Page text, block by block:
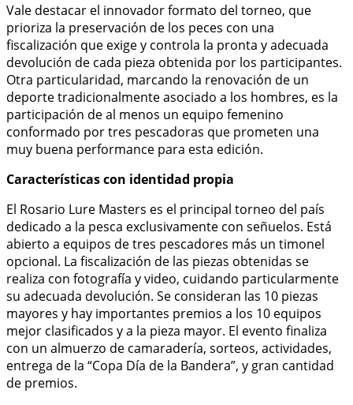
Vale destacar el innovador formato del torneo, que
prioriza la preservación de los peces con una
fiscalización que exige y controla la pronta y adecuada
devolución de cada pieza obtenida por los participantes.
Otra particularidad, marcando la renovación de un
deporte tradicionalmente asociado a los hombres, es la
participación de al menos un equipo femenino
conformado por tres pescadoras que prometen una
muy buena performance para esta edición.
Características con identidad propia
El Rosario Lure Masters es el principal torneo del país
dedicado a la pesca exclusivamente con señuelos. Está
abierto a equipos de tres pescadores más un timonel
opcional. La fiscalización de las piezas obtenidas se
realiza con fotografía y video, cuidando particularmente
su adecuada devolución. Se consideran las 10 piezas
mayores y hay importantes premios a los 10 equipos
mejor clasificados y a la pieza mayor. El evento finaliza
con un almuerzo de camaradería, sorteos, actividades,
entrega de la “Copa Día de la Bandera”, y gran cantidad
de premios.